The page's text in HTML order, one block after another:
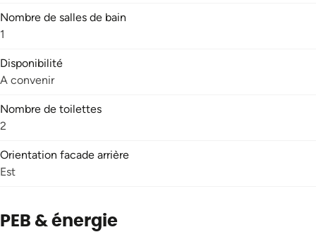
Nombre de salles de bain
1
Disponibilité
A convenir
Nombre de toilettes
2
Orientation facade arrière
Est
PEB & énergie